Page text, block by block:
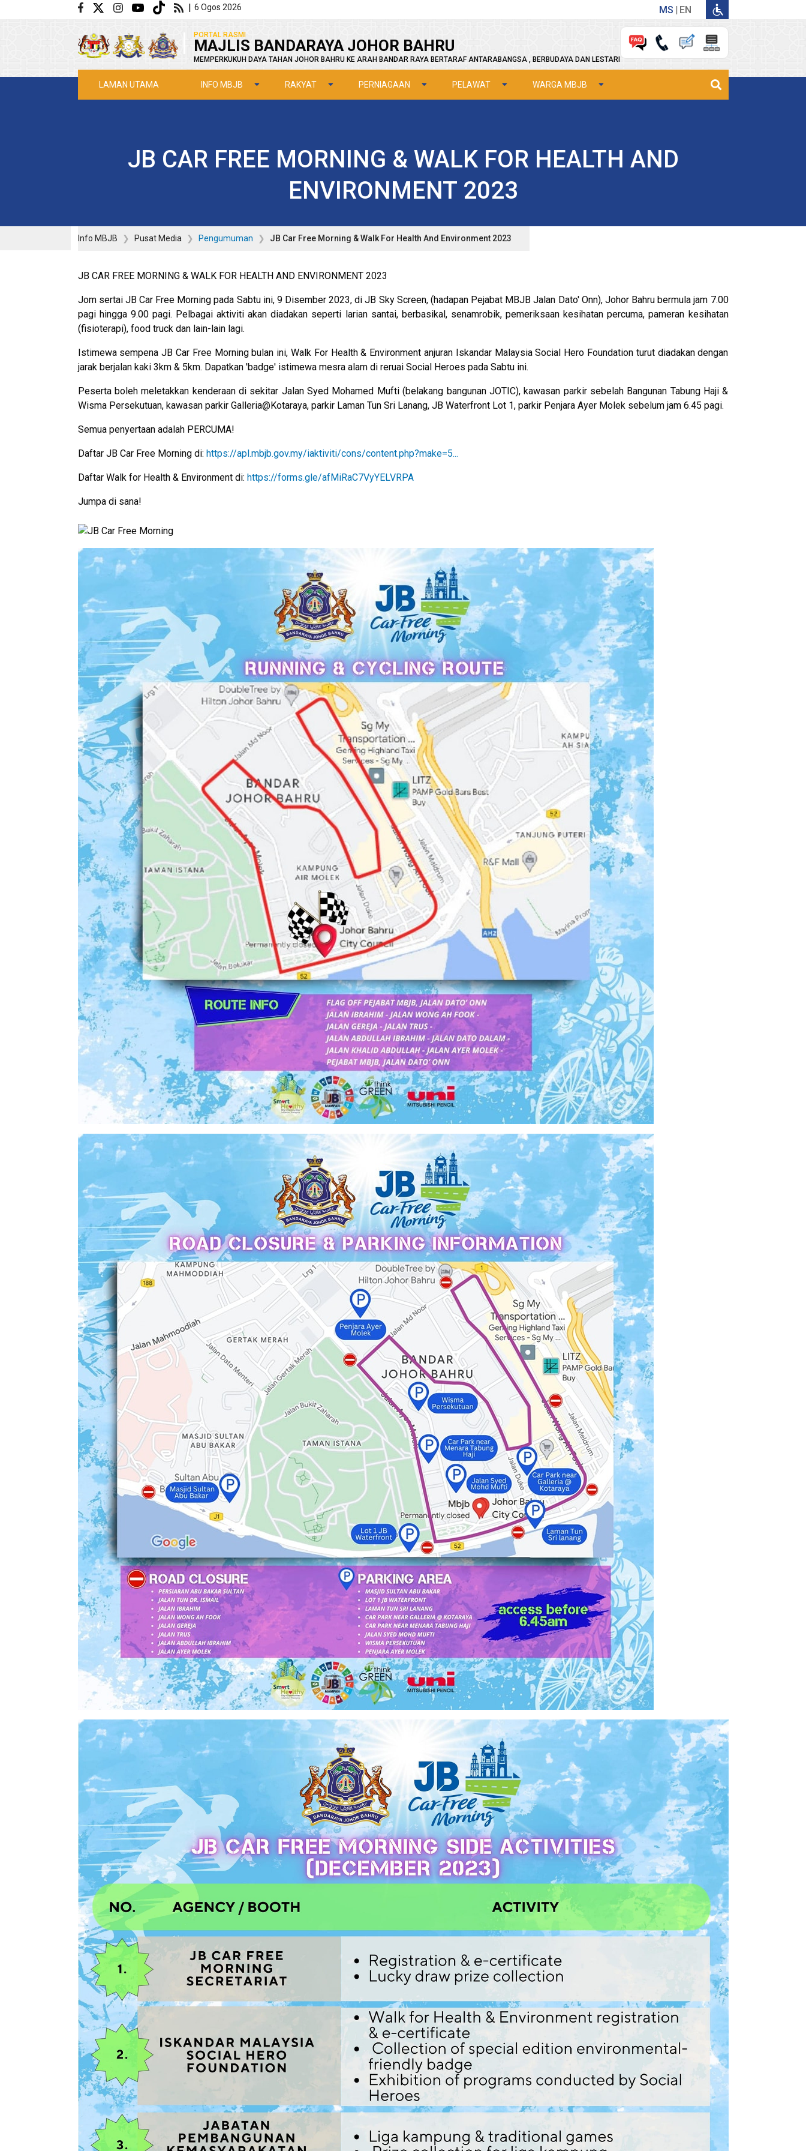
Langkau ke kandungan utama | 6 Ogos 2026 MS EN
PORTAL RASMI
MAJLIS BANDARAYA JOHOR BAHRU
MEMPERKUKUH DAYA TAHAN JOHOR BAHRU KE ARAH BANDAR RAYA BERTARAF ANTARABANGSA , BERBUDAYA DAN LESTARI
LAMAN UTAMA INFO MBJB RAKYAT PERNIAGAAN PELAWAT WARGA MBJB
JB CAR FREE MORNING & WALK FOR HEALTH AND
ENVIRONMENT 2023
Info MBJB Pusat Media Pengumuman JB Car Free Morning & Walk For Health And Environment 2023
JB CAR FREE MORNING & WALK FOR HEALTH AND ENVIRONMENT 2023
Jom sertai JB Car Free Morning pada Sabtu ini, 9 Disember 2023, di JB Sky Screen, (hadapan Pejabat MBJB Jalan Dato' Onn), Johor Bahru bermula jam 7.00
pagi hingga 9.00 pagi. Pelbagai aktiviti akan diadakan seperti larian santai, berbasikal, senamrobik, pemeriksaan kesihatan percuma, pameran kesihatan
(fisioterapi), food truck dan lain-lain lagi.
Istimewa sempena JB Car Free Morning bulan ini, Walk For Health & Environment anjuran Iskandar Malaysia Social Hero Foundation turut diadakan dengan
jarak berjalan kaki 3km & 5km. Dapatkan 'badge' istimewa mesra alam di reruai Social Heroes pada Sabtu ini.
Peserta boleh meletakkan kenderaan di sekitar Jalan Syed Mohamed Mufti (belakang bangunan JOTIC), kawasan parkir sebelah Bangunan Tabung Haji &
Wisma Persekutuan, kawasan parkir Galleria@Kotaraya, parkir Laman Tun Sri Lanang, JB Waterfront Lot 1, parkir Penjara Ayer Molek sebelum jam 6.45 pagi.
Semua penyertaan adalah PERCUMA!
Daftar JB Car Free Morning di: https://apl.mbjb.gov.my/iaktiviti/cons/content.php?make=5...
Daftar Walk for Health & Environment di: https://forms.gle/afMiRaC7VyYELVRPA
Jumpa di sana!